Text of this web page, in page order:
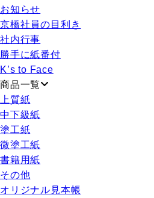
お知らせ
京橋社員の目利き
社内行事
勝手に紙番付
K’s to Face
商品一覧
上質紙
中下級紙
塗工紙
微塗工紙
書籍用紙
その他
オリジナル見本帳